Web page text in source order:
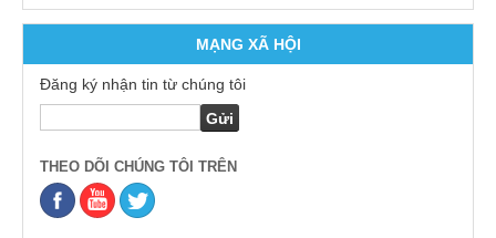
MẠNG XÃ HỘI
Đăng ký nhận tin từ chúng tôi
THEO DÕI CHÚNG TÔI TRÊN